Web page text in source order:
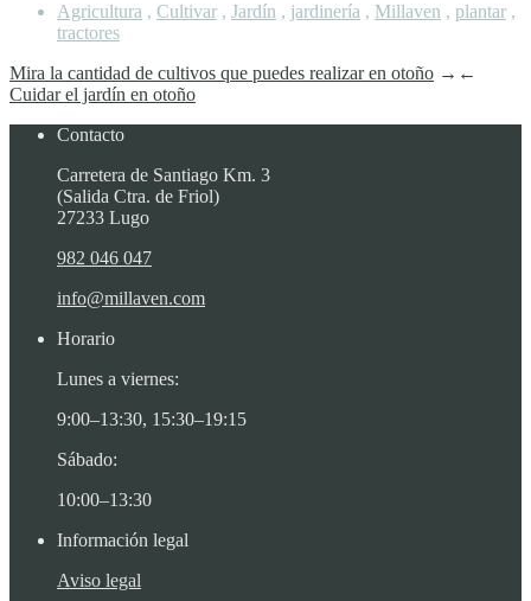
Agricultura , Cultivar , Jardín , jardinería , Millaven , plantar ,
tractores
Mira la cantidad de cultivos que puedes realizar en otoño → ←
Cuidar el jardín en otoño
Contacto
Carretera de Santiago Km. 3
(Salida Ctra. de Friol)
27233 Lugo
982 046 047
info@millaven.com
Horario
Lunes a viernes:
9:00–13:30, 15:30–19:15
Sábado:
10:00–13:30
Información legal
Aviso legal